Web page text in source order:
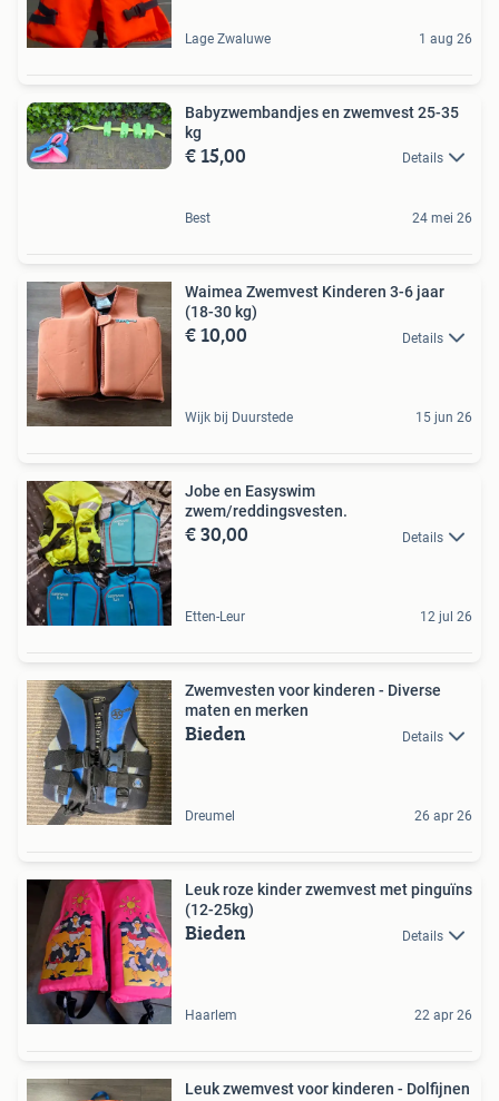
Lage Zwaluwe 1 aug 26
Babyzwembandjes en zwemvest 25-35
kg
€ 15,00 Details
Best 24 mei 26
Waimea Zwemvest Kinderen 3-6 jaar
(18-30 kg)
€ 10,00 Details
Wijk bij Duurstede 15 jun 26
Jobe en Easyswim
zwem/reddingsvesten.
€ 30,00 Details
Etten-Leur 12 jul 26
Zwemvesten voor kinderen - Diverse
maten en merken
Bieden Details
Dreumel 26 apr 26
Leuk roze kinder zwemvest met pinguïns
(12-25kg)
Bieden Details
Haarlem 22 apr 26
Leuk zwemvest voor kinderen - Dolfijnen